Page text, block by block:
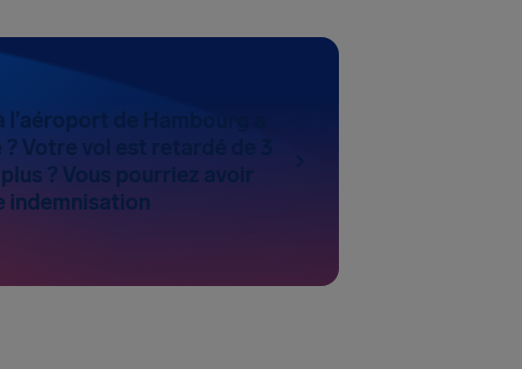
de Hambourg a
Votre vol est retardé de 3
? Vous pourriez avoir
indemnisation